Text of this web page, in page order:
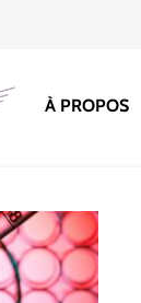
À PROPOS